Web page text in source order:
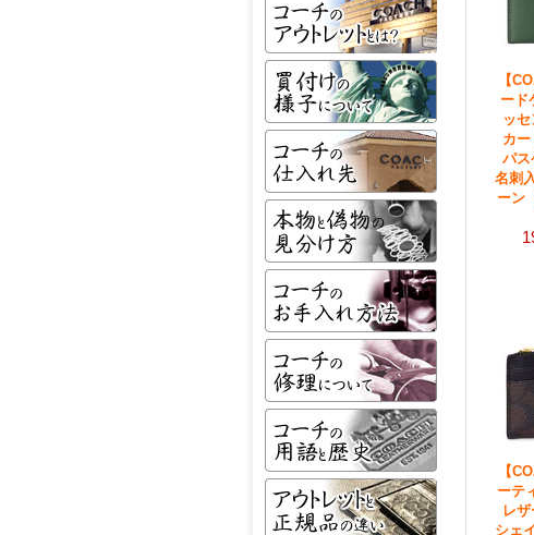
【
ード
ッ
カ
パス
名刺
ーン
【
ーテ
レ
シェ